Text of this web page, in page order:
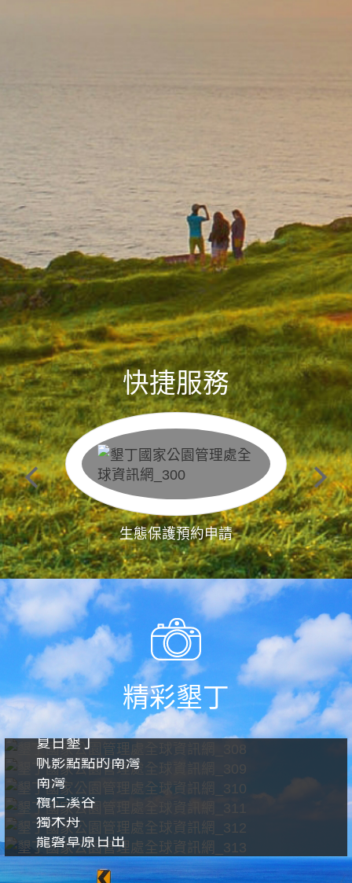
快捷服務
生態保護預約申請
精彩墾丁
夏日墾丁
帆影點點的南灣
南灣
欖仁溪谷
獨木舟
龍磐草原日出